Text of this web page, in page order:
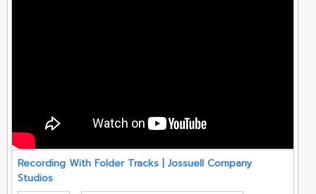
Recording With Folder Tracks | Jossuell Company
Studios